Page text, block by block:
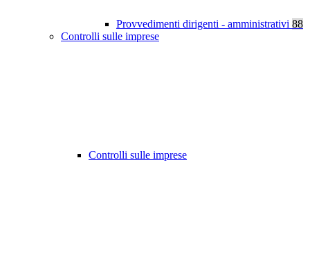
Provvedimenti dirigenti - amministrativi 88
Controlli sulle imprese
Controlli sulle imprese